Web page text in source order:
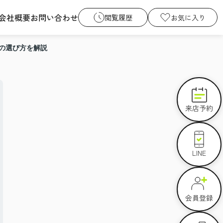
社概要お問い合わせ 閲覧履歴 お気に入り
選び方を解説
来店予約
LINE
会員登録